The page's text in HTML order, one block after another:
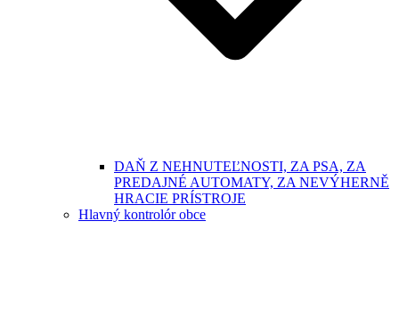
DAŇ Z NEHNUTEĽNOSTI, ZA PSA, ZA
PREDAJNÉ AUTOMATY, ZA NEVÝHERNĚ
HRACIE PRÍSTROJE
Hlavný kontrolór obce